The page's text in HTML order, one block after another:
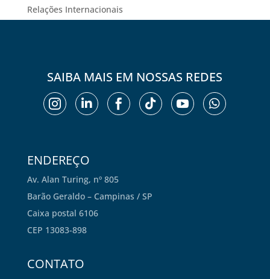
Relações Internacionais
SAIBA MAIS EM NOSSAS REDES
     
ENDEREÇO
Av. Alan Turing, nº 805
Barão Geraldo – Campinas / SP
Caixa postal 6106
CEP 13083-898
CONTATO